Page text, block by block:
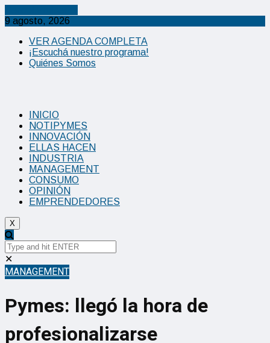
9 agosto, 2026
VER AGENDA COMPLETA
¡Escuchá nuestro programa!
Quiénes Somos
INICIO
NOTIPYMES
INNOVACIÓN
ELLAS HACEN
INDUSTRIA
MANAGEMENT
CONSUMO
OPINIÓN
EMPRENDEDORES
X
✕
MANAGEMENT
Pymes: llegó la hora de
profesionalizarse